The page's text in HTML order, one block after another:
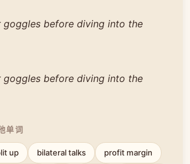
goggles before diving into the
goggles before diving into the
单词
up bilateral talks profit margin